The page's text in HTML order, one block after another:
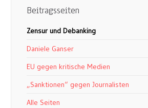
Beitragsseiten
Zensur und Debanking
Daniele Ganser
EU gegen kritische Medien
„Sanktionen“ gegen Journalisten
Alle Seiten